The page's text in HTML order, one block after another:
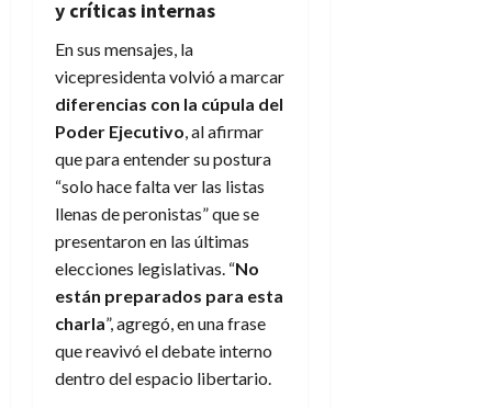
y críticas internas
En sus mensajes, la
vicepresidenta volvió a marcar
diferencias con la cúpula del
Poder Ejecutivo, al afirmar
que para entender su postura
“solo hace falta ver las listas
llenas de peronistas” que se
presentaron en las últimas
elecciones legislativas. “No
están preparados para esta
charla”, agregó, en una frase
que reavivó el debate interno
dentro del espacio libertario.